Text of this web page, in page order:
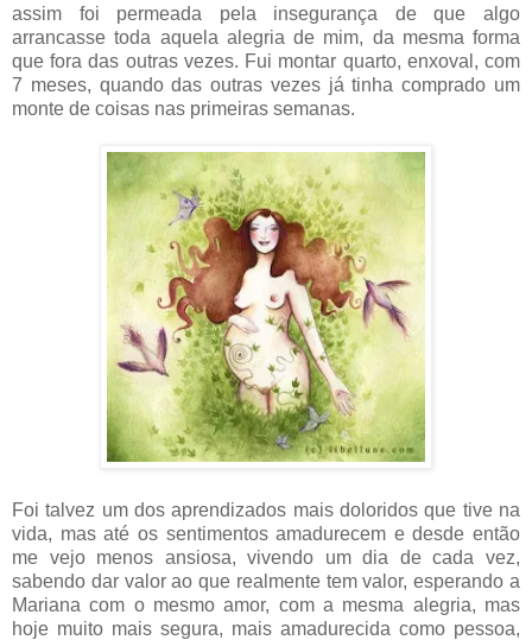
assim foi permeada pela insegurança de que algo
arrancasse toda aquela alegria de mim, da mesma forma
que fora das outras vezes. Fui montar quarto, enxoval, com
7 meses, quando das outras vezes já tinha comprado um
monte de coisas nas primeiras semanas.
Foi talvez um dos aprendizados mais doloridos que tive na
vida, mas até os sentimentos amadurecem e desde então
me vejo menos ansiosa, vivendo um dia de cada vez,
sabendo dar valor ao que realmente tem valor, esperando a
Mariana com o mesmo amor, com a mesma alegria, mas
hoje muito mais segura, mais amadurecida como pessoa,